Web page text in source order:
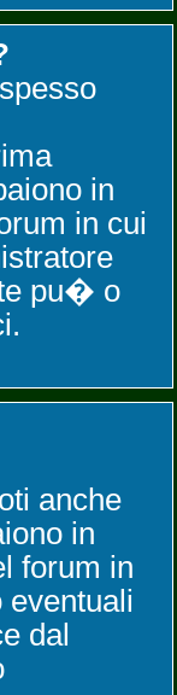
in
in cui
pu� o
anche
in
forum in
dal